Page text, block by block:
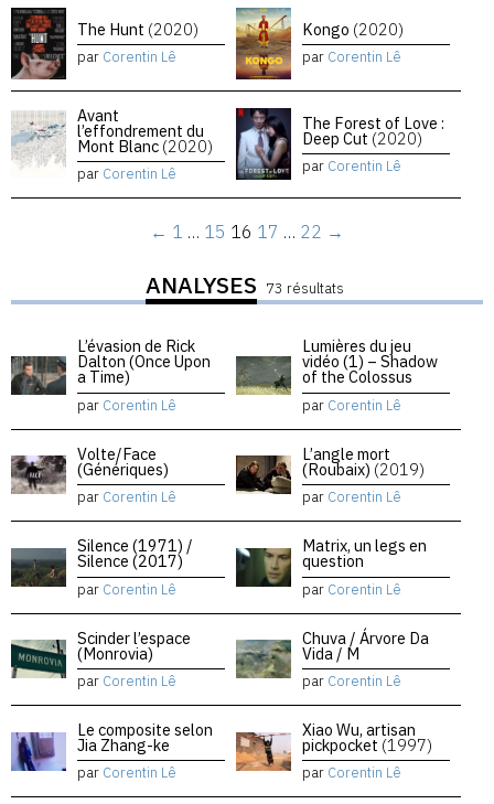
The Hunt (2020)
par Corentin Lê
Kongo (2020)
par Corentin Lê
Avant
l’effondrement du
Mont Blanc (2020)
par Corentin Lê
The Forest of Love :
Deep Cut (2020)
par Corentin Lê
← 1 … 15 16 17 … 22 →
ANALYSES 73 résultats
L’évasion de Rick
Dalton (Once Upon
a Time)
par Corentin Lê
Lumières du jeu
vidéo (1) – Shadow
of the Colossus
par Corentin Lê
Volte/Face
(Génériques)
par Corentin Lê
L’angle mort
(Roubaix) (2019)
par Corentin Lê
Silence (1971) /
Silence (2017)
par Corentin Lê
Matrix, un legs en
question
par Corentin Lê
Scinder l’espace
(Monrovia)
par Corentin Lê
Chuva / Árvore Da
Vida / M
par Corentin Lê
Le composite selon
Jia Zhang-ke
par Corentin Lê
Xiao Wu, artisan
pickpocket (1997)
par Corentin Lê